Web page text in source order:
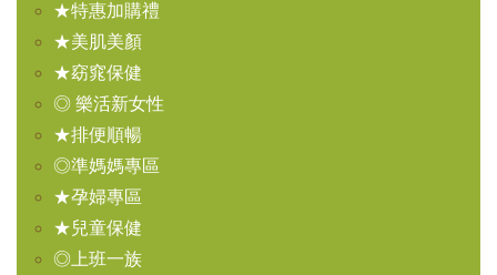
★特惠加購禮
★美肌美顏
★窈窕保健
◎ 樂活新女性
★排便順暢
◎準媽媽專區
★孕婦專區
★兒童保健
◎上班一族